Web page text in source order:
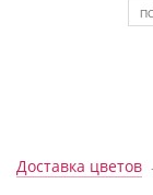
Доставка цветов